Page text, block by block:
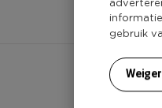
gebruik